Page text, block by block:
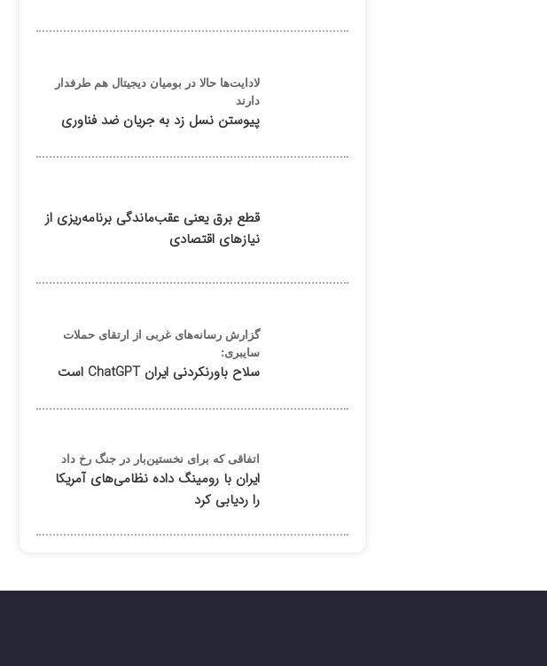
لادایت‌ها حالا در بومیان دیجیتال هم طرفدار
دارند
پیوستن نسل زد به جریان ضد فناوری
قطع برق یعنی عقب‌ماندگی برنامه‌ریزی از
نیازهای اقتصادی
گزارش رسانه‌های غربی از ارتقای حملات
سایبری:
سلاح باورنکردنی ایران ChatGPT است
اتفاقی که برای نخستین‌بار در جنگ رخ داد
ایران با رومینگ داده نظامی‌های آمریکا
را ردیابی کرد